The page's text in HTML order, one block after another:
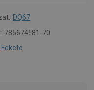
DQ67
785674581-70
Fekete